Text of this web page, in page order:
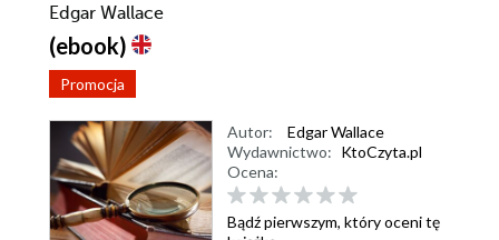
Edgar Wallace
(ebook)
Promocja
Autor:
Edgar Wallace
Wydawnictwo: KtoCzyta.pl
Ocena:
Bądź pierwszym, który oceni tę